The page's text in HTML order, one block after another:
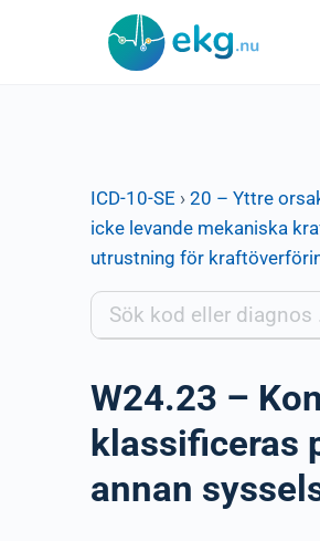
ICD-10-SE › 20 – Yttre
icke levande mekaniska
utrustning för
W24.23 –
klassificeras
annan